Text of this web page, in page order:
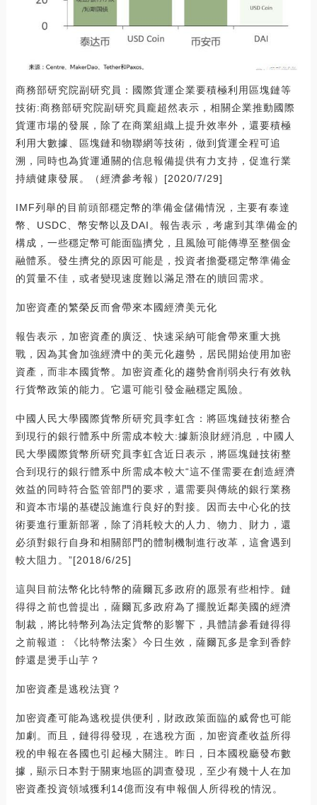
商務部研究院副研究員：國際貨運企業要積極利用區塊鏈等
技術:商務部研究院副研究員龐超然表示，相關企業推動國際
貨運市場的發展，除了在商業組織上提升效率外，還要積極
利用大數據、區塊鏈和物聯網等技術，做到貨運全程可追
溯，同時也為貨運通關的信息報備提供有力支持，促進行業
持續健康發展。（經濟參考報）[2020/7/29]
IMF列舉的目前頭部穩定幣的準備金儲備情況，主要有泰達
幣、USDC、幣安幣以及DAI。報告表示，考慮到其準備金的
構成，一些穩定幣可能面臨擠兌，且風險可能傳導至整個金
融體系。發生擠兌的原因可能是，投資者擔憂穩定幣準備金
的質量不佳，或者變現速度難以滿足潛在的贖回需求。
加密資產的繁榮反而會帶來本國經濟美元化
報告表示，加密資產的廣泛、快速采納可能會帶來重大挑
戰，因為其會加強經濟中的美元化趨勢，居民開始使用加密
資產，而非本國貨幣。加密資產化的趨勢會削弱央行有效執
行貨幣政策的能力。它還可能引發金融穩定風險。
中國人民大學國際貨幣所研究員李虹含：將區塊鏈技術整合
到現行的銀行體系中所需成本較大:據新浪財經消息，中國人
民大學國際貨幣所研究員李虹含近日表示，將區塊鏈技術整
合到現行的銀行體系中所需成本較大“這不僅需要在創造經濟
效益的同時符合監管部門的要求，還需要與傳統的銀行業務
和資本市場的基礎設施進行良好的對接。因而去中心化的技
術要進行重新部署，除了消耗較大的人力、物力、財力，還
必須對銀行自身和相關部門的體制機制進行改革，這會遇到
較大阻力。”[2018/6/25]
這與目前法幣化比特幣的薩爾瓦多政府的愿景有些相悖。鏈
得得之前也曾提出，薩爾瓦多政府為了擺脫近鄰美國的經濟
制裁，將比特幣列為法定貨幣的影響下，具體請參看鏈得得
之前報道：《比特幣法案》今日生效，薩爾瓦多是拿到香餑
餑還是燙手山芋？
加密資產是逃稅法寶？
加密資產可能為逃稅提供便利，財政政策面臨的威脅也可能
加劇。而且，鏈得得發現，在逃稅方面，加密資產收益所得
稅的申報在各國也引起極大關注。昨日，日本國稅廳發布數
據，顯示日本對于關東地區的調查發現，至少有幾十人在加
密資產投資領域獲利14億而沒有申報個人所得稅的情況。